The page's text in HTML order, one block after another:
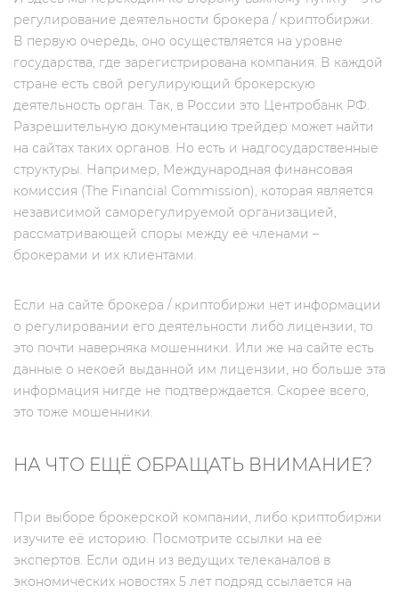
регулирование деятельности брокера / криптобиржи.
В первую очередь, оно осуществляется на уровне
государства, где зарегистрирована компания. В каждой
стране есть свой регулирующий брокерскую
деятельность орган. Так, в России это Центробанк РФ.
Разрешительную документацию трейдер может найти
на сайтах таких органов. Но есть и надгосударственные
структуры. Например, Международная финансовая
комиссия (The Financial Commission), которая является
независимой саморегулируемой организацией,
рассматривающей споры между её членами –
брокерами и их клиентами.
Если на сайте брокера / криптобиржи нет информации
о регулировании его деятельности либо лицензии, то
это почти наверняка мошенники. Или же на сайте есть
данные о некоей выданной им лицензии, но больше эта
информация нигде не подтверждается. Скорее всего,
это тоже мошенники.
НА ЧТО ЕЩЁ ОБРАЩАТЬ ВНИМАНИЕ?
При выборе брокерской компании, либо криптобиржи
изучите её историю. Посмотрите ссылки на её
экспертов. Если один из ведущих телеканалов в
экономических новостях 5 лет подряд ссылается на